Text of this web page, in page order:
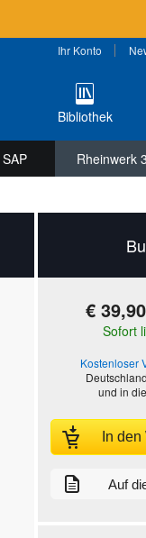
Ihr Konto
Bibliothek
SAP Rheinwerk
€ 39,90
Sofort
Kostenloser
und in
In
Auf